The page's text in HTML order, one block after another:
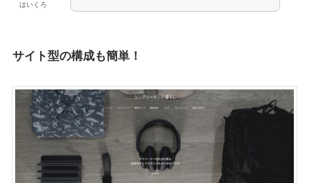
はいくろ
サイト型の構成も簡単！